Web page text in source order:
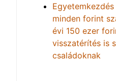
minden forint
évi 150 ezer
visszatérítés is
családoknak